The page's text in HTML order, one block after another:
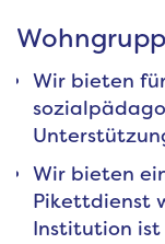
Wir bieten
Wir bieten
Pikettdienst
Institution